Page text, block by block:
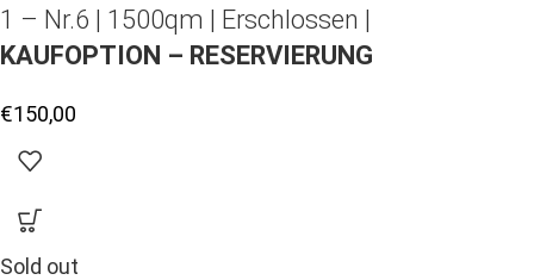
1 – Nr.6 | 1500qm | Erschlossen |
KAUFOPTION – RESERVIERUNG
€150,00
Sold out